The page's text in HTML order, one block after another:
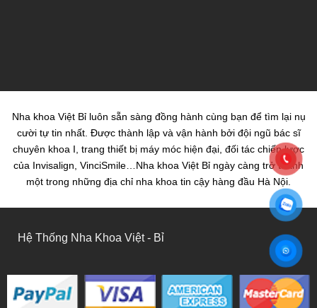
Nha khoa Việt Bỉ luôn sẵn sàng đồng hành cùng bạn để tìm lại nụ
cười tự tin nhất. Được thành lập và vận hành bởi đội ngũ bác sĩ
chuyên khoa I, trang thiết bị máy móc hiện đại, đối tác chiến lược
của Invisalign, VinciSmile…Nha khoa Việt Bỉ ngày càng trở thành
một trong những địa chỉ nha khoa tin cậy hàng đầu Hà Nội.
Hệ Thống Nha Khoa Việt - Bỉ